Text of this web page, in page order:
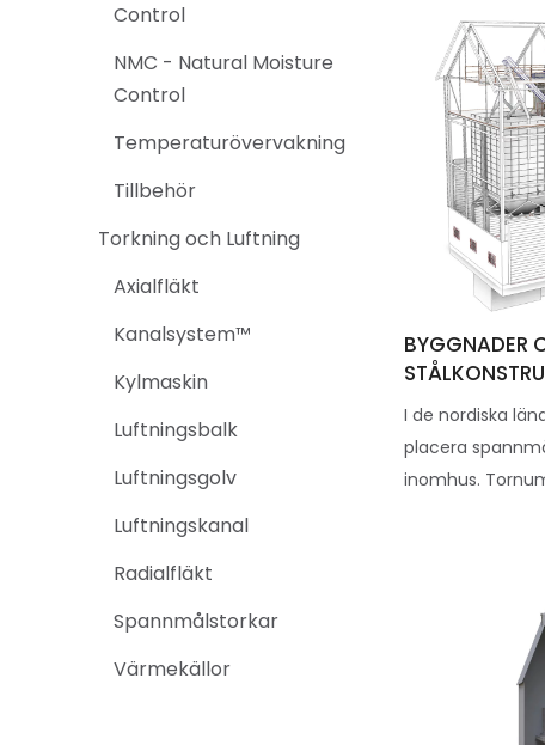
Control
NMC - Natural Moisture
Control
Temperaturövervakning
Tillbehör
Torkning och Luftning
Axialfläkt
Kanalsystem™
Kylmaskin
Luftningsbalk
Luftningsgolv
Luftningskanal
Radialfläkt
Spannmålstorkar
Värmekällor
BYGGNADER
I de nordiska
placera
inomhus.